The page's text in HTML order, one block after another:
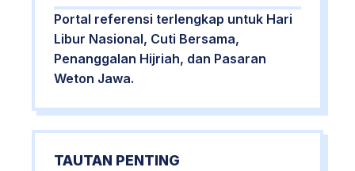
Portal referensi terlengkap untuk Hari
Libur Nasional, Cuti Bersama,
Penanggalan Hijriah, dan Pasaran
Weton Jawa.
TAUTAN PENTING